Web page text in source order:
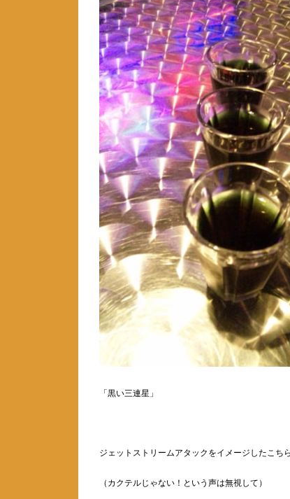
「黒い三連星」
ジェットストリームアタックをイメージしたこち
（カクテルじゃない！という声は無視して）